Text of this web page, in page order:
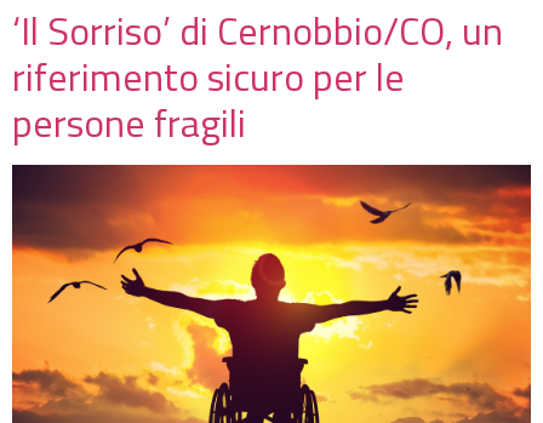
‘Il Sorriso’ di Cernobbio/CO, un
riferimento sicuro per le
persone fragili